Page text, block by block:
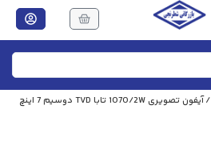
/ آیفون تصویری 1070/2W تابا TVD دوسیم 7 اینچ